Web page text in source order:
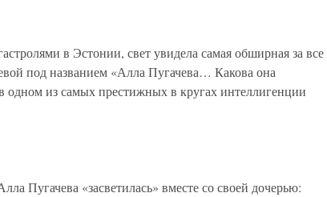
в Эстонии, свет увидела самая обширная за все
под названием «Алла Пугачева… Какова она
одном из самых престижных в кругах интеллигенции
Пугачева «засветилась» вместе со своей дочерью: